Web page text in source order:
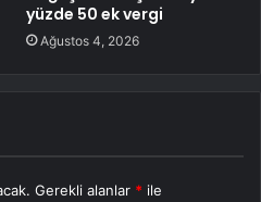
yüzde 50 ek vergi
Ağustos 4, 2026
Gerekli alanlar * ile